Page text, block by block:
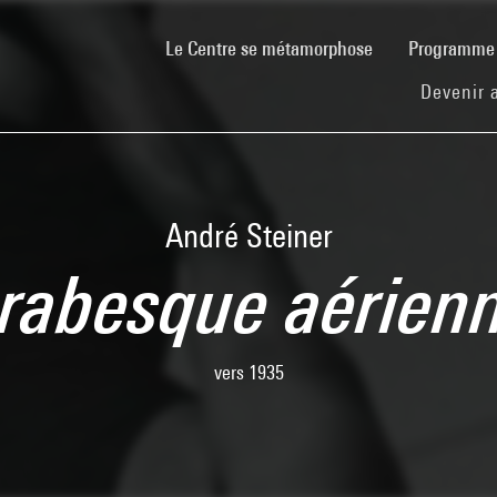
Le Centre se métamorphose(current)Programme
Devenir
André Steiner
vers 1935